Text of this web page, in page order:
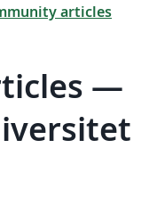
articles
—